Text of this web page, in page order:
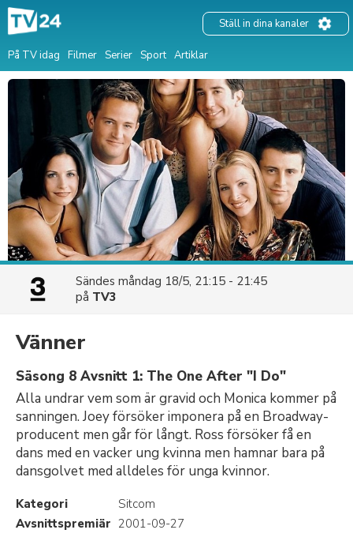
På TV idag Filmer Serier Sport Artiklar
Ställ in dina kanaler
Sändes måndag 18/5, 21:15 - 21:45
på TV3
Vänner
Säsong 8 Avsnitt 1: The One After "I Do"
Alla undrar vem som är gravid och Monica kommer på
sanningen. Joey försöker imponera på en Broadway-
producent men går för långt. Ross försöker få en
dans med en vacker ung kvinna men hamnar bara på
dansgolvet med alldeles för unga kvinnor.
Kategori
Sitcom
Avsnittspremiär 2001-09-27